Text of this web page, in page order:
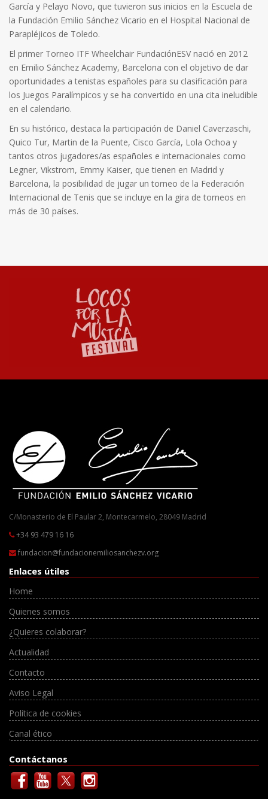
García y Pelayo Novo, que tuvieron sus inicios en la Escuela de
la Fundación Emilio Sánchez Vicario en el Hospital Nacional de
Parapléjicos de Toledo.
El primer Torneo ITF Wheelchair FundaciónESV nació en 2012
en Emilio Sánchez Academy, Barcelona con el objetivo de dar
oportunidades a tenistas españoles para su clasificación para
los Juegos Paralímpicos y se ha convertido en una cita ineludible
en el calendario.
En su histórico, destaca la participación de Daniel Caverzaschi,
Quico Tur, Martin de la Puente, Cisco García, Lola Ochoa y
tantos otros jugadores/as españoles e internacionales como
Legner, Vikstrom, Emmy Kaiser, que tienen en Madrid y
Barcelona, la posibilidad de jugar un torneo de la Federación
Internacional de Tenis que se incluye en la gira de torneos en
más de 30 países.
C/Monasterio de El Paular 2, Montecarmelo, 28049 Madrid
+34 93 479 16 16
fundacion@fundacionemiliosanchezv.org
Enlaces útiles
Home
Quienes somos
¿Quieres colaborar?
Actualidad
Contacto
Aviso Legal
Política de cookies
Canal ético
Contáctanos